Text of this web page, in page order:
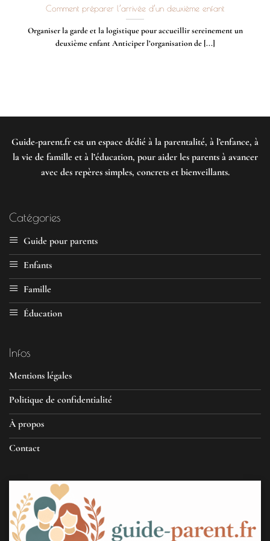
Comment préparer l’arrivée d’un deuxième enfant
Organiser la garde et la logistique pour accueillir sereinement un
deuxième enfant Anticiper l’organisation de [...]
Guide-parent.fr est un espace dédié à la parentalité, à l’enfance, à
la vie de famille et à l’éducation, pour aider les parents à avancer
avec des repères simples, concrets et bienveillants.
Catégories
Guide pour parents
Enfants
Famille
Éducation
Infos
Mentions légales
Politique de confidentialité
À propos
Contact